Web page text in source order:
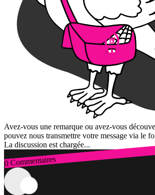
Avez-vous une remarque ou avez-vous
pouvez nous transmettre votre message via le
La discussion est chargée...
0 Commentaires
Connexion